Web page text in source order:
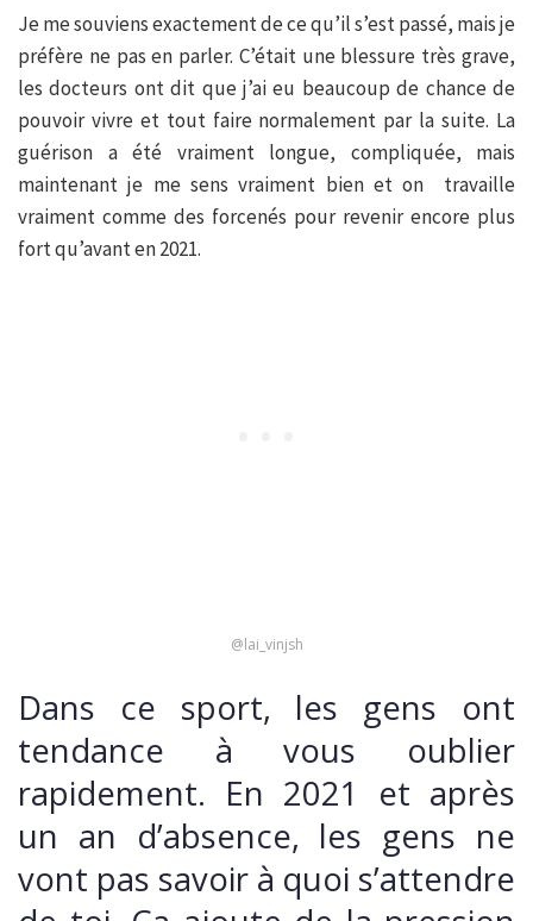
Je me souviens exactement de ce qu’il s’est passé, mais je
préfère ne pas en parler. C’était une blessure très grave,
les docteurs ont dit que j’ai eu beaucoup de chance de
pouvoir vivre et tout faire normalement par la suite. La
guérison a été vraiment longue, compliquée, mais
maintenant je me sens vraiment bien et on travaille
vraiment comme des forcenés pour revenir encore plus
fort qu’avant en 2021.
@lai_vinjsh
Dans ce sport, les gens ont
tendance à vous oublier
rapidement. En 2021 et après
un an d’absence, les gens ne
vont pas savoir à quoi s’attendre